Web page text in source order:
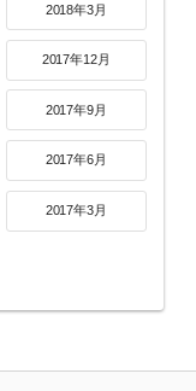
2018年3月
2017年12月
2017年9月
2017年6月
2017年3月